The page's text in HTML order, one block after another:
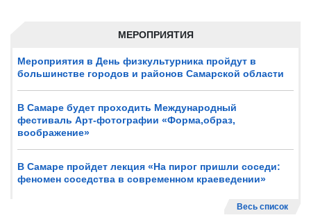
МЕРОПРИЯТИЯ
Мероприятия в День физкультурника пройдут в
большинстве городов и районов Самарской области
В Самаре будет проходить Международный
фестиваль Арт-фотографии «Форма,образ,
воображение»
В Самаре пройдет лекция «На пирог пришли соседи:
феномен соседства в современном краеведении»
Весь список